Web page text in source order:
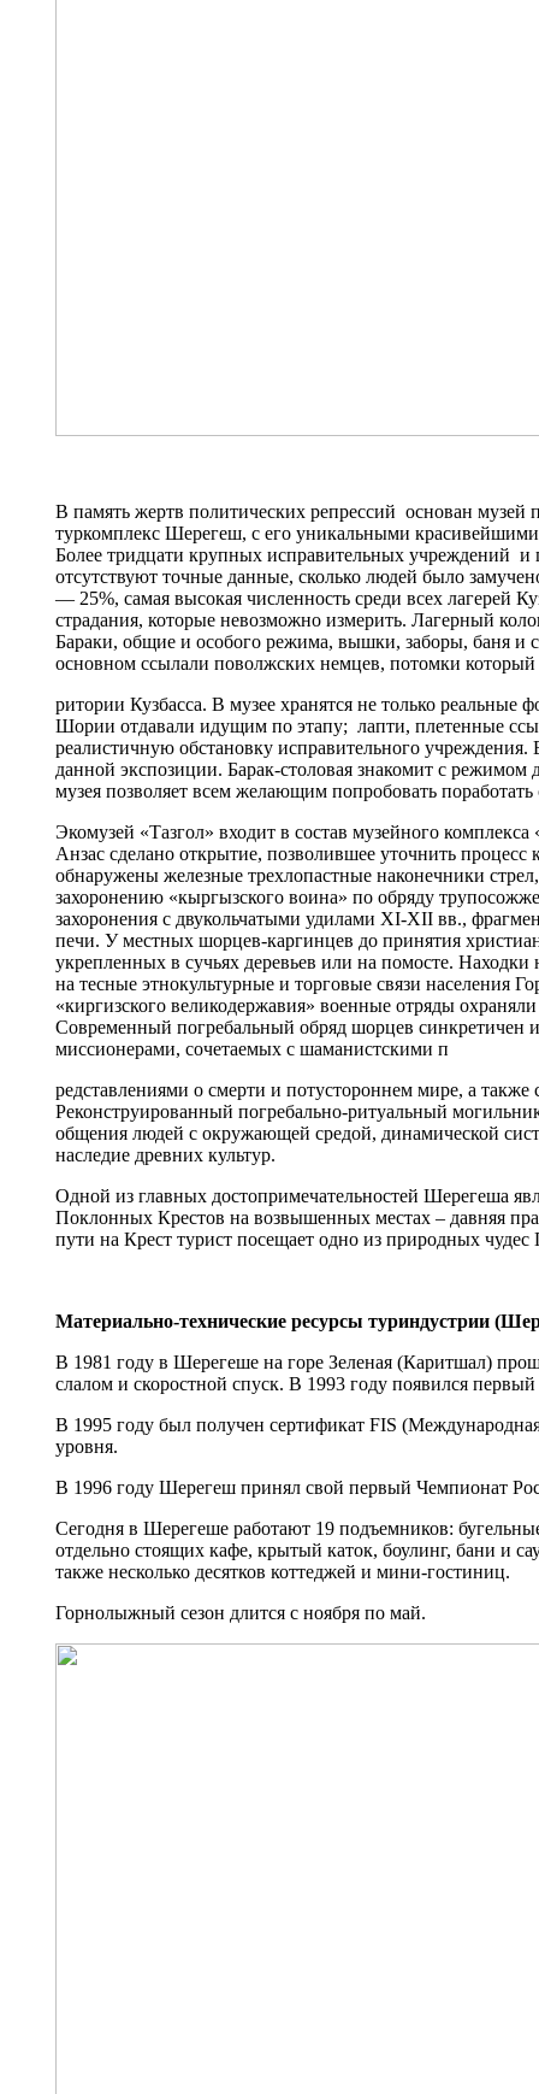
В память жертв политических репрессий основан
туркомплекс Шерегеш, с его уникальными
Более тридцати крупных исправительных учреждений и
отсутствуют точные данные, сколько людей было
— 25%, самая высокая численность среди всех лагерей
страдания, которые невозможно измерить. Лагерный
Бараки, общие и особого режима, вышки, заборы, баня и
основном ссылали поволжских немцев, потомки который
ритории Кузбасса. В музее хранятся не только
Шории отдавали идущим по этапу; лапти, плетенные
реалистичную обстановку исправительного учреждения.
данной экспозиции. Барак-столовая знакомит с
музея позволяет всем желающим попробовать
Экомузей «Тазгол» входит в состав музейного
Анзас сделано открытие, позволившее уточнить
обнаружены железные трехлопастные наконечники
захоронению «кыргызского воина» по обряду
захоронения с двукольчатыми удилами XI-ХII вв.,
печи. У местных шорцев-каргинцев до принятия
укрепленных в сучьях деревьев или на помосте.
на тесные этнокультурные и торговые связи
«киргизского великодержавия» военные отряды
Современный погребальный обряд шорцев синкретичен
миссионерами, сочетаемых с шаманистскими п
редставлениями о смерти и потустороннем мире, а
Реконструированный погребально-ритуальный
общения людей с окружающей средой, динамической
наследие древних культур.
Одной из главных достопримечательностей Шерегеша
Поклонных Крестов на возвышенных местах – давняя
пути на Крест турист посещает одно из природных
Материально-технические ресурсы туриндустрии
В 1981 году в Шерегеше на горе Зеленая (Каритшал)
слалом и скоростной спуск. В 1993 году появился
В 1995 году был получен сертификат FIS
уровня.
В 1996 году Шерегеш принял свой первый Чемпионат
Сегодня в Шерегеше работают 19 подъемников:
отдельно стоящих кафе, крытый каток, боулинг, бани и
также несколько десятков коттеджей и мини-гостиниц.
Горнолыжный сезон длится с ноября по май.